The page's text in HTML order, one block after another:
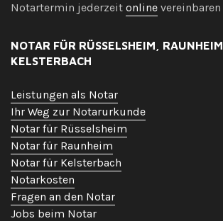
Notartermin jederzeit online vereinbaren
NOTAR FÜR RÜSSELSHEIM, RAUNHEIM,
KELSTERBACH
Leistungen als Notar
Ihr Weg zur Notarurkunde
Notar für Rüsselsheim
Notar für Raunheim
Notar für Kelsterbach
Notarkosten
Fragen an den Notar
Jobs beim Notar